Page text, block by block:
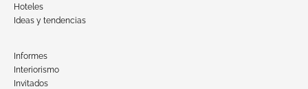
Hoteles
Ideas y tendencias
Informes
Interiorismo
Invitados